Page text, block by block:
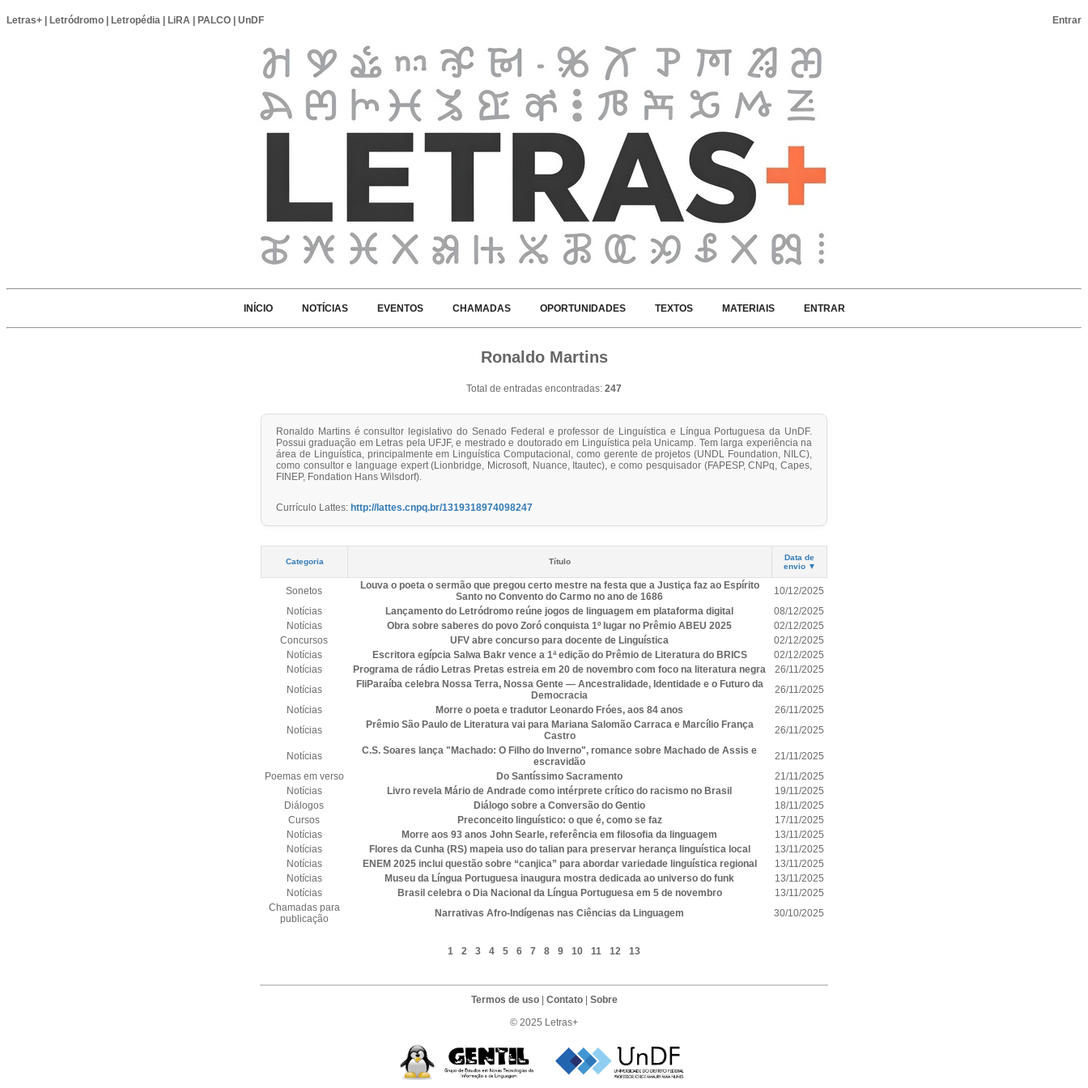
Letras+ Letródromo Letropédia LiRA PALCO UnDF Entrar
INÍCIO NOTÍCIAS EVENTOS CHAMADAS OPORTUNIDADES TEXTOS MATERIAIS ENTRAR
Ronaldo Martins
Total de entradas encontradas: 247
Ronaldo Martins é consultor legislativo do Senado Federal e professor de Linguística e Língua Portuguesa da UnDF.
Possui graduação em Letras pela UFJF, e mestrado e doutorado em Linguística pela Unicamp. Tem larga experiência na
área de Linguística, principalmente em Linguística Computacional, como gerente de projetos (UNDL Foundation, NILC),
como consultor e language expert (Lionbridge, Microsoft, Nuance, Itautec), e como pesquisador (FAPESP, CNPq, Capes,
FINEP, Fondation Hans Wilsdorf).
Currículo Lattes: http://lattes.cnpq.br/1319318974098247
Categoria Título
Data de
envio ▼
Sonetos
Louva o poeta o sermão que pregou certo mestre na festa que a Justiça faz ao Espírito
Santo no Convento do Carmo no ano de 1686
10/12/2025
Notícias
Lançamento do Letródromo reúne jogos de linguagem em plataforma digital
08/12/2025
Notícias
Obra sobre saberes do povo Zoró conquista 1º lugar no Prêmio ABEU 2025
02/12/2025
Concursos
UFV abre concurso para docente de Linguística
02/12/2025
Notícias
Escritora egípcia Salwa Bakr vence a 1ª edição do Prêmio de Literatura do BRICS
02/12/2025
Notícias
Programa de rádio Letras Pretas estreia em 20 de novembro com foco na literatura negra
26/11/2025
Notícias
FliParaíba celebra Nossa Terra, Nossa Gente — Ancestralidade, Identidade e o Futuro da
Democracia
26/11/2025
Notícias
Morre o poeta e tradutor Leonardo Fróes, aos 84 anos
26/11/2025
Notícias
Prêmio São Paulo de Literatura vai para Mariana Salomão Carraca e Marcílio França
Castro
26/11/2025
Notícias
C.S. Soares lança "Machado: O Filho do Inverno", romance sobre Machado de Assis e
escravidão
21/11/2025
Poemas em verso
Do Santíssimo Sacramento
21/11/2025
Notícias
Livro revela Mário de Andrade como intérprete crítico do racismo no Brasil
19/11/2025
Diálogos
Diálogo sobre a Conversão do Gentio
18/11/2025
Cursos
Preconceito linguístico: o que é, como se faz
17/11/2025
Notícias
Morre aos 93 anos John Searle, referência em filosofia da linguagem
13/11/2025
Notícias
Flores da Cunha (RS) mapeia uso do talian para preservar herança linguística local
13/11/2025
Notícias
ENEM 2025 inclui questão sobre “canjica” para abordar variedade linguística regional
13/11/2025
Notícias
Museu da Língua Portuguesa inaugura mostra dedicada ao universo do funk
13/11/2025
Notícias
Brasil celebra o Dia Nacional da Língua Portuguesa em 5 de novembro
13/11/2025
Chamadas para
publicação
Narrativas Afro-Indígenas nas Ciências da Linguagem 30/10/2025
1 2 3 4 5 6 7 8 9 10 11 12 13
Termos de uso| Contato| Sobre
© 2025 Letras+